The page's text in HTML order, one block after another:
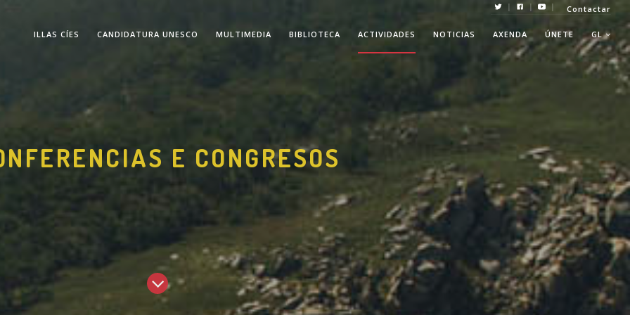
E CONGRESOS
| | | Contactar
ILLAS CÍES CANDIDATURA UNESCO MULTIMEDIA BIBLIOTECA ACTIVIDADES NOTICIAS AXENDA ÚNETE GL